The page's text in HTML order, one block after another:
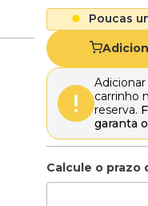
Poucas
carrinho
reserva.
garanta